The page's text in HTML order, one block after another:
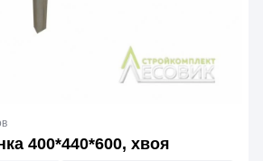
400*440*600, хвоя